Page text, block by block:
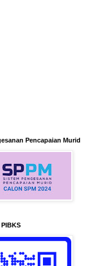
Pencapaian Murid